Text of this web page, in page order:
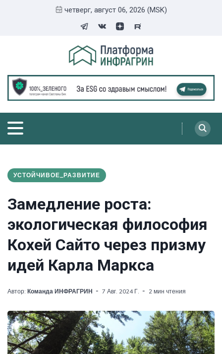
четверг, август 06, 2026 (MSK)
УСТОЙЧИВОЕ_РАЗВИТИЕ
Замедление роста:
экологическая философия
Кохей Сайто через призму
идей Карла Маркса
Автор: Команда ИНФРАГРИН 7 Авг. 2024 Г. 2 мин чтения